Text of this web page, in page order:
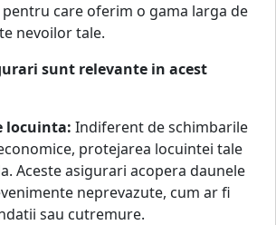
care oferim o gama larga de
nevoilor tale.
sunt relevante in acest
locuinta: Indiferent de schimbarile
protejarea locuintei tale
Aceste asigurari acopera daunele
neprevazute, cum ar fi
sau cutremure.